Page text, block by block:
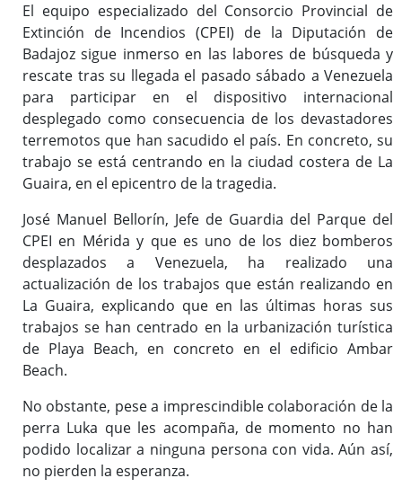
El equipo especializado del Consorcio Provincial de
Extinción de Incendios (CPEI) de la Diputación de
Badajoz sigue inmerso en las labores de búsqueda y
rescate tras su llegada el pasado sábado a Venezuela
para participar en el dispositivo internacional
desplegado como consecuencia de los devastadores
terremotos que han sacudido el país. En concreto, su
trabajo se está centrando en la ciudad costera de La
Guaira, en el epicentro de la tragedia.
José Manuel Bellorín, Jefe de Guardia del Parque del
CPEI en Mérida y que es uno de los diez bomberos
desplazados a Venezuela, ha realizado una
actualización de los trabajos que están realizando en
La Guaira, explicando que en las últimas horas sus
trabajos se han centrado en la urbanización turística
de Playa Beach, en concreto en el edificio Ambar
Beach.
No obstante, pese a imprescindible colaboración de la
perra Luka que les acompaña, de momento no han
podido localizar a ninguna persona con vida. Aún así,
no pierden la esperanza.